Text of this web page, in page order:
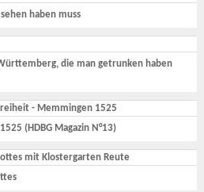
haben muss
die man getrunken haben
(HDBG Magazin N°13)